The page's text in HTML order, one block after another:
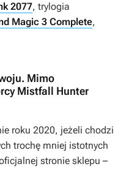
2077, trylogia
Magic 3 Complete,
Mimo
Mistfall Hunter
roku 2020, jeżeli chodzi
trochę mniej istotnych
stronie sklepu –